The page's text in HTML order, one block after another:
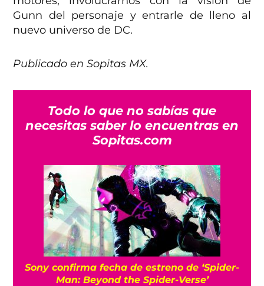
Gunn del personaje y entrarle de lleno al
nuevo universo de DC.
Publicado en Sopitas MX.
Todo lo que no sabías que
necesitas saber lo encuentras en
Sopitas.com
Sony confirma fecha de estreno de ‘Spider-
Man: Beyond the Spider-Verse’